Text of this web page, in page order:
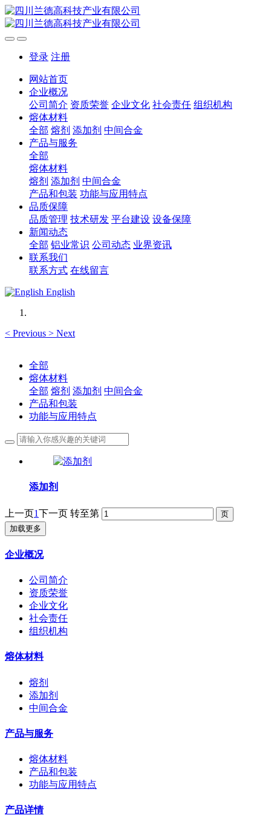
登录 注册
网站首页
企业概况
公司简介 资质荣誉 企业文化 社会责任 组织机构
熔体材料
全部 熔剂 添加剂 中间合金
产品与服务
全部
熔体材料
熔剂 添加剂 中间合金
产品和包装 功能与应用特点
品质保障
品质管理 技术研发 平台建设 设备保障
新闻动态
全部 铝业常识 公司动态 业界资讯
联系我们
联系方式 在线留言
English
< Previous > Next
全部
熔体材料
全部 熔剂 添加剂 中间合金
产品和包装
功能与应用特点
添加剂
上一页1下一页 转至第
加载更多
企业概况
公司简介
资质荣誉
企业文化
社会责任
组织机构
熔体材料
熔剂
添加剂
中间合金
产品与服务
熔体材料
产品和包装
功能与应用特点
产品详情